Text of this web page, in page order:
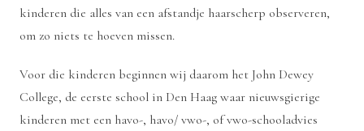
kinderen die alles van een afstandje haarscherp observeren,
om zo niets te hoeven missen.
Voor die kinderen beginnen wij daarom het John Dewey
College, de eerste school in Den Haag waar nieuwsgierige
kinderen met een havo-, havo/ vwo-, of vwo-schooladvies